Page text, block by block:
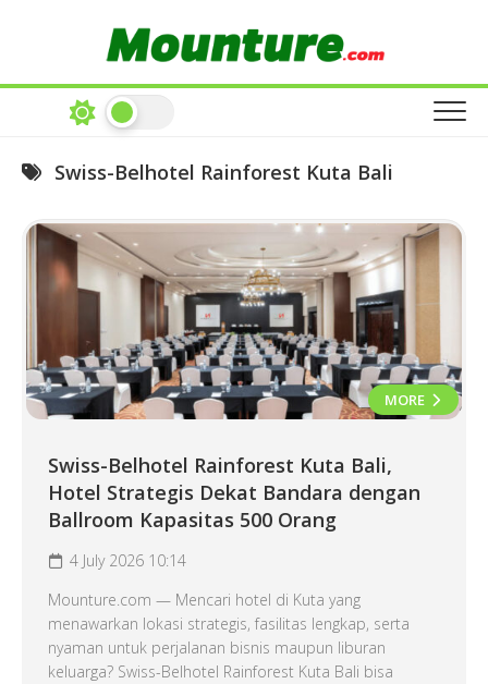
Swiss-Belhotel Rainforest Kuta Bali
MORE
Swiss-Belhotel Rainforest Kuta Bali,
Hotel Strategis Dekat Bandara dengan
Ballroom Kapasitas 500 Orang
4 July 2026 10:14
Mounture.com — Mencari hotel di Kuta yang
menawarkan lokasi strategis, fasilitas lengkap, serta
nyaman untuk perjalanan bisnis maupun liburan
keluarga? Swiss-Belhotel Rainforest Kuta Bali bisa